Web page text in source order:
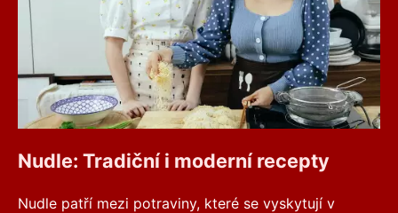
Nudle: Tradiční i moderní recepty
Nudle patří mezi potraviny, které se vyskytují v